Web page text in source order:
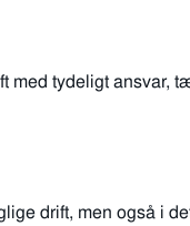
med tydeligt ansvar,
drift, men også i